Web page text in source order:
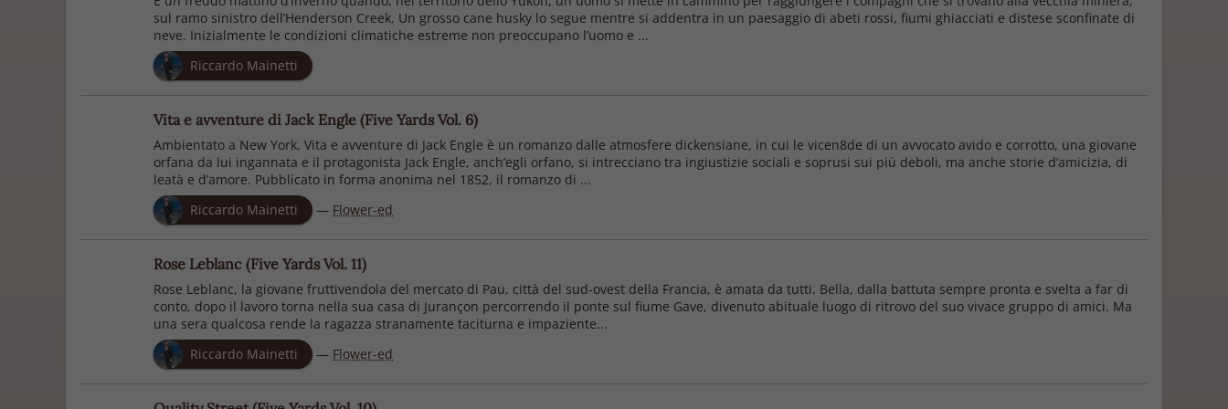
sul ramo sinistro dell’Henderson Creek. Un grosso cane husky lo segue mentre si addentra in un paesaggio di abeti rossi, fiumi ghiacciati e distese sconfinate di
neve. Inizialmente le condizioni climatiche estreme non preoccupano l’uomo e ...
Riccardo Mainetti
Vita e avventure di Jack Engle (Five Yards Vol. 6)
Ambientato a New York, Vita e avventure di Jack Engle è un romanzo dalle atmosfere dickensiane, in cui le vicen8de di un avvocato avido e corrotto, una giovane
orfana da lui ingannata e il protagonista Jack Engle, anch’egli orfano, si intrecciano tra ingiustizie sociali e soprusi sui più deboli, ma anche storie d’amicizia, di
leatà e d’amore. Pubblicato in forma anonima nel 1852, il romanzo di ...
Riccardo Mainetti
— Flower-ed
Rose Leblanc (Five Yards Vol. 11)
Rose Leblanc, la giovane fruttivendola del mercato di Pau, città del sud-ovest della Francia, è amata da tutti. Bella, dalla battuta sempre pronta e svelta a far di
conto, dopo il lavoro torna nella sua casa di Jurançon percorrendo il ponte sul fiume Gave, divenuto abituale luogo di ritrovo del suo vivace gruppo di amici. Ma
una sera qualcosa rende la ragazza stranamente taciturna e impaziente...
Riccardo Mainetti
— Flower-ed